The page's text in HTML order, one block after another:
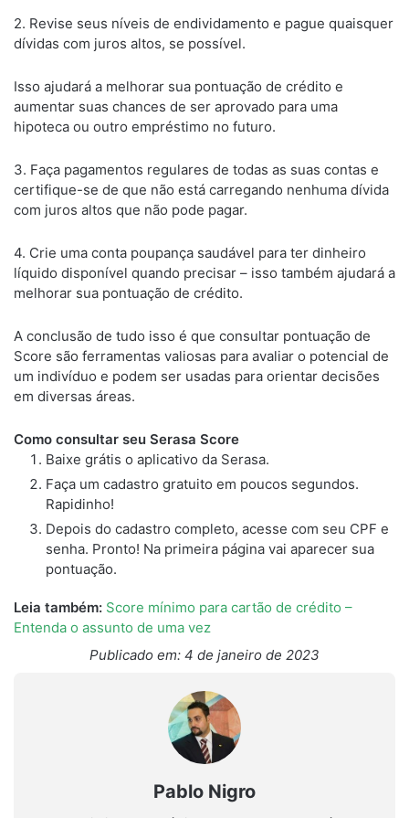
2. Revise seus níveis de endividamento e pague quaisquer
dívidas com juros altos, se possível.
Isso ajudará a melhorar sua pontuação de crédito e
aumentar suas chances de ser aprovado para uma
hipoteca ou outro empréstimo no futuro.
3. Faça pagamentos regulares de todas as suas contas e
certifique-se de que não está carregando nenhuma dívida
com juros altos que não pode pagar.
4. Crie uma conta poupança saudável para ter dinheiro
líquido disponível quando precisar – isso também ajudará a
melhorar sua pontuação de crédito.
A conclusão de tudo isso é que consultar pontuação de
Score são ferramentas valiosas para avaliar o potencial de
um indivíduo e podem ser usadas para orientar decisões
em diversas áreas.
Como consultar seu Serasa Score
Baixe grátis o aplicativo da Serasa.
Faça um cadastro gratuito em poucos segundos.
Rapidinho!
Depois do cadastro completo, acesse com seu CPF e
senha. Pronto! Na primeira página vai aparecer sua
pontuação.
Leia também: Score mínimo para cartão de crédito –
Entenda o assunto de uma vez
Publicado em: 4 de janeiro de 2023
Pablo Nigro